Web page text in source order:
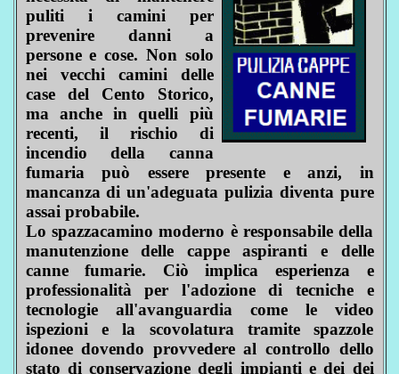
puliti i camini per
prevenire danni a
persone e cose. Non solo
nei vecchi camini delle
case del Cento Storico,
ma anche in quelli più
recenti, il rischio di
incendio della canna
fumaria può essere presente e anzi, in
mancanza di un'adeguata pulizia diventa pure
assai probabile.
Lo spazzacamino moderno è responsabile della
manutenzione delle cappe aspiranti e delle
canne fumarie. Ciò implica esperienza e
professionalità per l'adozione di tecniche e
tecnologie all'avanguardia come le video
ispezioni e la scovolatura tramite spazzole
idonee dovendo provvedere al controllo dello
stato di conservazione degli impianti e dei dei